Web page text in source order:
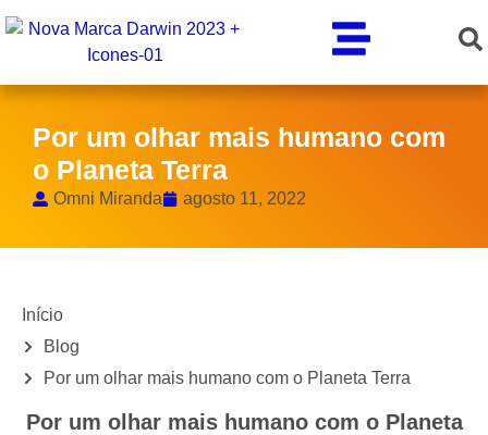
Por um olhar mais humano com
o Planeta Terra
Omni Miranda agosto 11, 2022
Início
Blog
Por um olhar mais humano com o Planeta Terra
Por um olhar mais humano com o Planeta